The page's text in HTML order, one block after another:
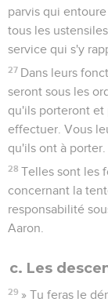
parvis qui
tous les
service qui s'y
27 Dans leurs
seront sous les
qu'ils porteront et
effectuer. Vous
qu'ils ont à porter.
28 Telles sont les
concernant la
responsabilité
Aaron.
c. Les
29 » Tu feras le